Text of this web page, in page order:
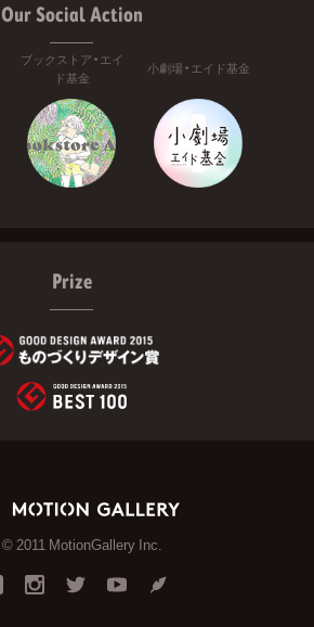
Our Social Action
ブックストア・エイ
ド基金
小劇場・エイド基金
Prize
© 2011 MotionGallery Inc.